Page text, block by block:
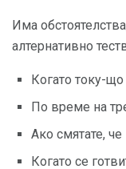
Има
алтернативно
Когато току-
По време на
Ако смятате,
Когато се